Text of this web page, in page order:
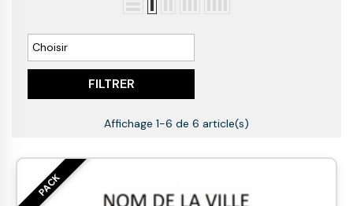
Choisir
FILTRER
Affichage 1-6 de 6 article(s)
PACK